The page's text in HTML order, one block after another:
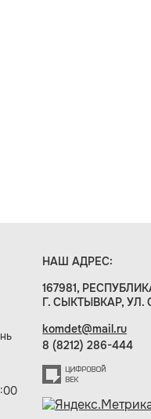
НАШ АДРЕС:
167981,
Г. СЫКТЫВКАР, УЛ.
komdet@mail.ru
8 (8212) 286-444